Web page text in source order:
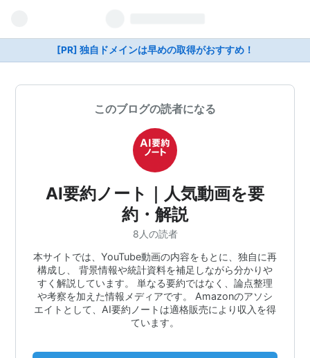
[PR] 独自ドメインは早めの取得がおすすめ！
このブログの読者になる
AI要約ノート｜人気動画を要
約・解説
8人の読者
本サイトでは、YouTube動画の内容をもとに、独自に再
構成し、 背景情報や統計資料を補足しながら分かりや
すく解説しています。 単なる要約ではなく、論点整理
や考察を加えた情報メディアです。 Amazonのアソシ
エイトとして、AI要約ノートは適格販売により収入を得
ています。